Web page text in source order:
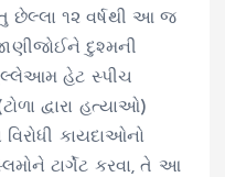
છેલ્લા ૧૨ વર્ષથી આ જ
દુશ્મની
હેટ સ્પીચ
દ્વારા હત્યાઓ)
કાયદાઓનો
ટાર્ગેટ કરવા, તે આ